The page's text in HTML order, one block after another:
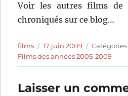
Voir les autres films de
chroniqués sur ce blog…
Auteur
films
Publié
le
17 juin 2009 Catégories
Films des années 2005-2009
Laisser un